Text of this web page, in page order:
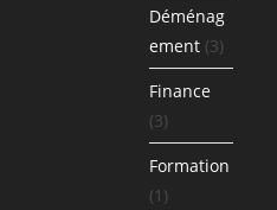
Déménag
ement (3)
Finance
(3)
Formation
(1)